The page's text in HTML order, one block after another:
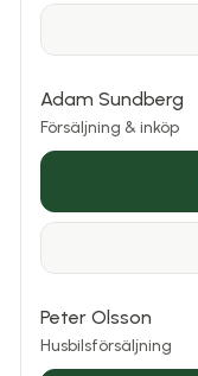
Adam Sundberg
Försäljning & inköp
Peter Olsson
Husbilsförsäljning